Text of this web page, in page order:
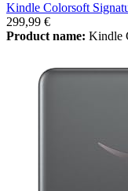
Kindle Colorsoft
299,99 €
Product name: Kindle